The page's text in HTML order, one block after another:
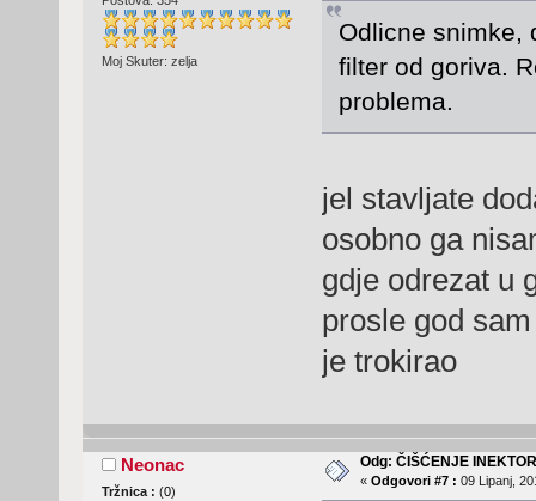
Moj Skuter: zelja
Odlicne snimke,
filter od goriva.
problema.
jel stavljate
osobno ga
gdje odrezat u
prosle god
je trokirao
Neonac
Tržnica : (0)
Odg: ČIŠĆENJE
« Odgovori #7 : 09 Lipanj,